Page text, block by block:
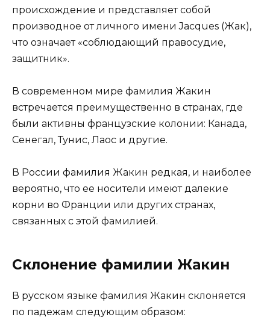
происхождение и представляет собой
производное от личного имени Jacques (Жак),
что означает «соблюдающий правосудие,
защитник».
В современном мире фамилия Жакин
встречается преимущественно в странах, где
были активны французские колонии: Канада,
Сенегал, Тунис, Лаос и другие.
В России фамилия Жакин редкая, и наиболее
вероятно, что ее носители имеют далекие
корни во Франции или других странах,
связанных с этой фамилией.
Склонение фамилии Жакин
В русском языке фамилия Жакин склоняется
по падежам следующим образом: